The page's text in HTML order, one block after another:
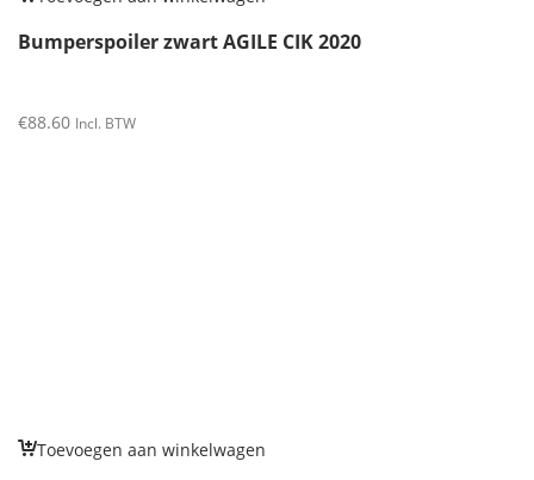
Bumperspoiler zwart AGILE CIK 2020
€88.60 Incl. BTW
Toevoegen aan winkelwagen